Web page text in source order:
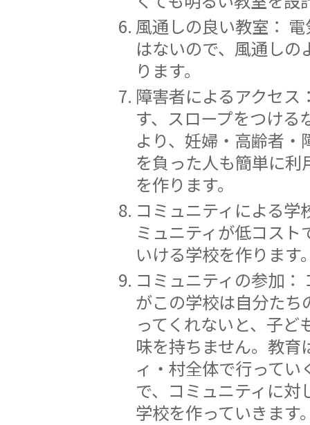
風通しの良い教室：
はないので、風通しの
ります。
障害者によるアクセス
す、スロープをつける
より、妊婦・高齢者・
を負った人も簡単に利
を作ります。
コミュニティによる学
ミュニティが低コスト
いける学校を作ります
コミュニティの参加：
がこの学校は自分たち
ってくれないと、子ど
味を持ちません。教育
ィ・村全体で行ってい
で、コミュニティに対
学校を作っていきます